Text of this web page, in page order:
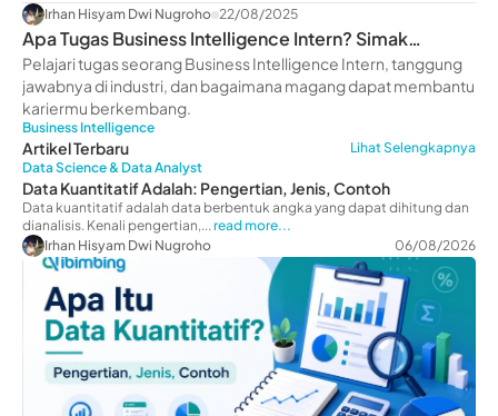
Irhan Hisyam Dwi Nugroho 22/08/2025
Apa Tugas Business Intelligence Intern? Simak
Penjelasannya
Pelajari tugas seorang Business Intelligence Intern, tanggung
jawabnya di industri, dan bagaimana magang dapat membantu
kariermu berkembang.
Business Intelligence
Artikel Terbaru
Lihat Selengkapnya
Data Science & Data Analyst
Data Kuantitatif Adalah: Pengertian, Jenis, Contoh
Data kuantitatif adalah data berbentuk angka yang dapat dihitung dan
dianalisis. Kenali pengertian,...read more...
Irhan Hisyam Dwi Nugroho
06/08/2026